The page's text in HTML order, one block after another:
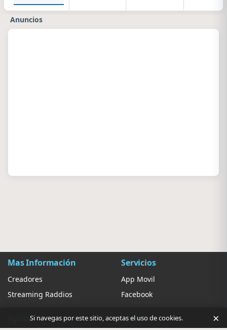
Anuncios
Mas Información
Creadores
Streaming Raddios
Servicios
App Movil
Facebook
Ayuda Ajustes
Si navegas por este sitio, aceptas el uso de cookies. ×